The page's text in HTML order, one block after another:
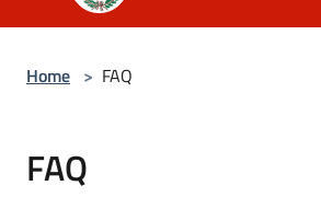
Home > FAQ
FAQ